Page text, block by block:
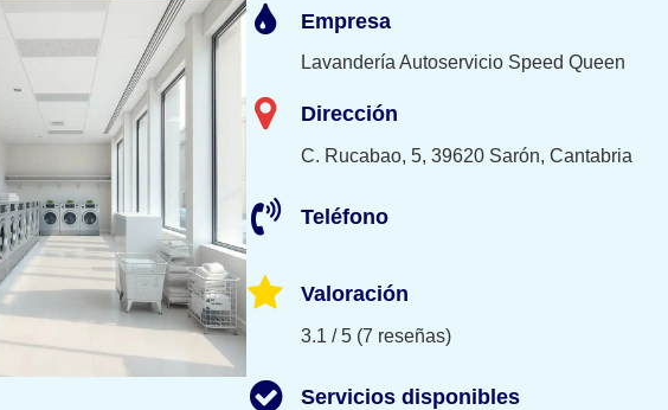
Empresa
Lavandería Autoservicio Speed Queen
Dirección
C. Rucabao, 5, 39620 Sarón, Cantabria
Teléfono
Valoración
3.1 / 5 (7 reseñas)
Servicios disponibles